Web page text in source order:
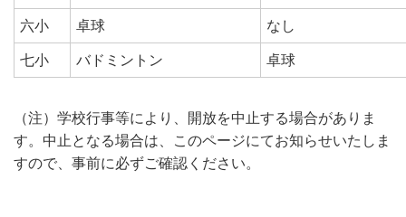
六小 卓球 なし
七小 バドミントン 卓球
（注）学校行事等により、開放を中止する場合がありま
す。中止となる場合は、このページにてお知らせいたしま
すので、事前に必ずご確認ください。